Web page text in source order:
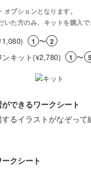
プションとなります。
た方のみ、キットを購入で
1,080) 1 〜 2
ンキット(¥2,780) 1 〜 5
できるワークシート
るイラストがなぞって
クシート